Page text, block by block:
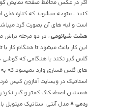
اگر در عکس محافظ صفحه نمایش
کنید ، متوجه میشوید که کناره
است و لبه های آن بصورت گرد
هشت شیائومی، در دو مرحله تراش
این کار باعث میشود تا هنگام کار
گلس گیر نکند یا هنگامی که گوشی
های گلس فشاری وارد نمیشود که
استاتیک در وبسایت آمازون کیس
همچنین اصطحکاک کمتر و گیر
ردمی 8 مدل آنتی استاتیک میتوبل